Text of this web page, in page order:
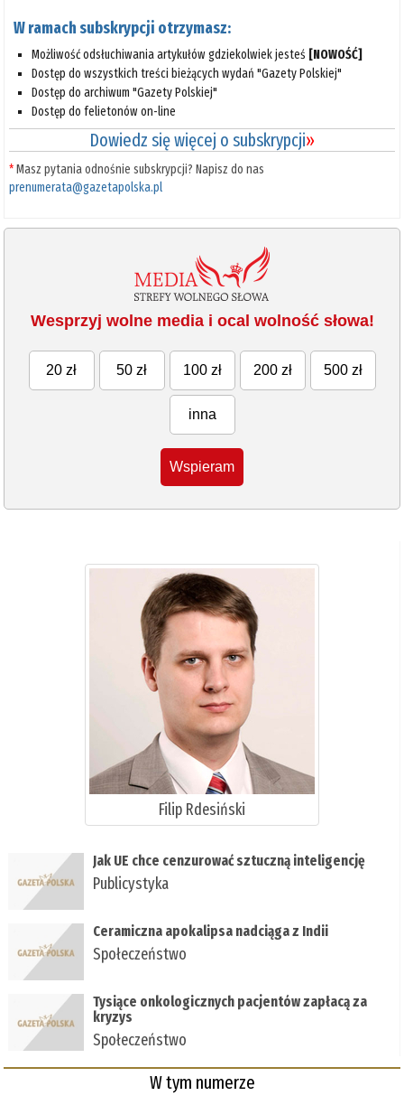
W ramach subskrypcji otrzymasz:
Możliwość odsłuchiwania artykułów gdziekolwiek jesteś [NOWOŚĆ]
Dostęp do wszystkich treści bieżących wydań "Gazety Polskiej"
Dostęp do archiwum "Gazety Polskiej"
Dostęp do felietonów on-line
Dowiedz się więcej o subskrypcji»
*Masz pytania odnośnie subskrypcji? Napisz do nas
prenumerata@gazetapolska.pl
Wesprzyj wolne media i ocal wolność słowa!
20 zł 50 zł 100 zł 200 zł 500 zł
inna
Wspieram
Filip Rdesiński
Jak UE chce cenzurować sztuczną inteligencję
Publicystyka
Ceramiczna apokalipsa nadciąga z Indii
Społeczeństwo
Tysiące onkologicznych pacjentów zapłacą za
kryzys
Społeczeństwo
W tym numerze